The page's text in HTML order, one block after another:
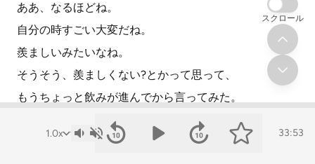
ああ、なるほどね。
自分の時すごい大変だね。
羨ましいみたいなね。
そうそう、羨ましくない?とかって思って、
もうちょっと飲みが進んでから言ってみた。
ああ、言ったんだ。
もっとキレられたね。
33:53
スクロール